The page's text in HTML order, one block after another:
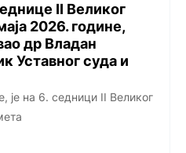
II Великог
2026. године,
др Владан
Уставног суда и
је на 6. седници II Великог